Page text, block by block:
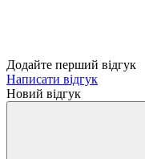
Додайте перший відгук
Написати відгук
Новий відгук